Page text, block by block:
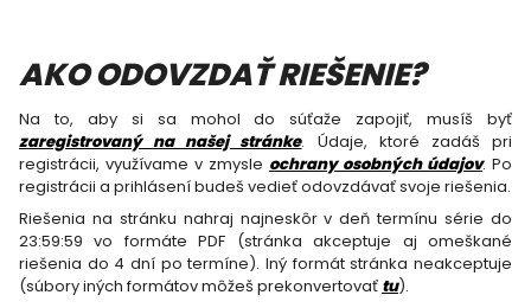
AKO ODOVZDAŤ RIEŠENIE?
Na to, aby si sa mohol do súťaže zapojiť, musíš byť
zaregistrovaný na našej stránke. Údaje, ktoré zadáš pri
registrácii, využívame v zmysle ochrany osobných údajov. Po
registrácii a prihlásení budeš vedieť odovzdávať svoje riešenia.
Riešenia na stránku nahraj najneskôr v deň termínu série do
23:59:59 vo formáte PDF (stránka akceptuje aj omeškané
riešenia do 4 dní po termíne). Iný formát stránka neakceptuje
(súbory iných formátov môžeš prekonvertovať tu).